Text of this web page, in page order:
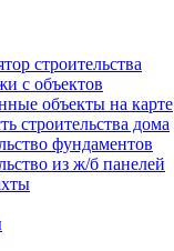
строительства
с объектов
объекты на карте
строительства дома
фундаментов
из ж/б панелей